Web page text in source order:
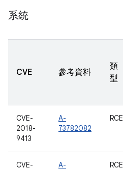
系統
CVE 參考資料
類
型
CVE-
2018-
9413
A-
73782082
RCE
CVE-
A-
RCE